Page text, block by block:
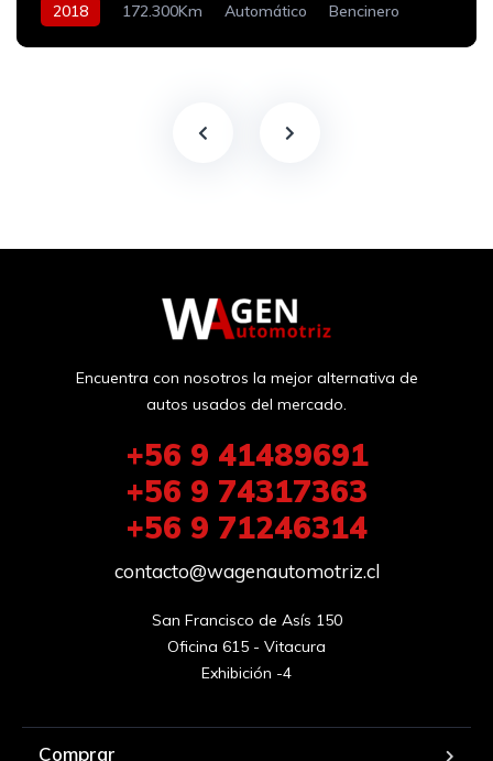
2018 172.300Km Automático Bencinero
Encuentra con nosotros la mejor alternativa de
autos usados del mercado.
+56 9 41489691
+56 9 74317363
+56 9 71246314
contacto@wagenautomotriz.cl
San Francisco de Asís 150
Oficina 615 - Vitacura
Exhibición -4
Comprar